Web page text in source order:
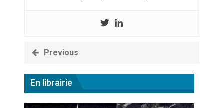
Previous
En librairie